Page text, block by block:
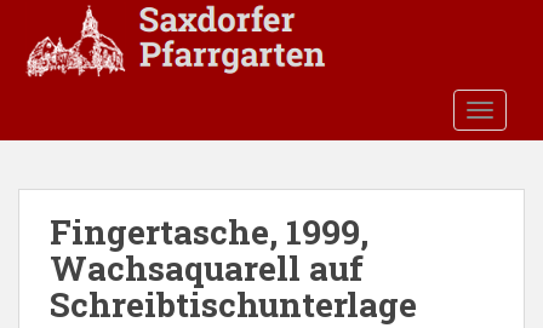
Fingertasche, 1999,
Wachsaquarell auf
Schreibtischunterlage